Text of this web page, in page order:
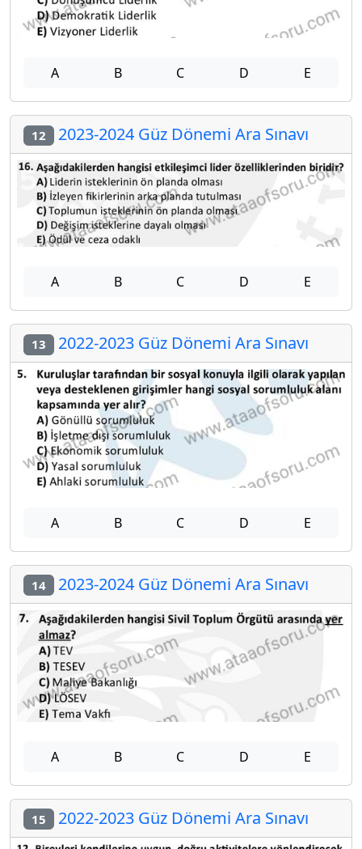
A B C D E
12 2023-2024 Güz Dönemi Ara Sınavı
A B C D E
13 2022-2023 Güz Dönemi Ara Sınavı
A B C D E
14 2023-2024 Güz Dönemi Ara Sınavı
A B C D E
15 2022-2023 Güz Dönemi Ara Sınavı